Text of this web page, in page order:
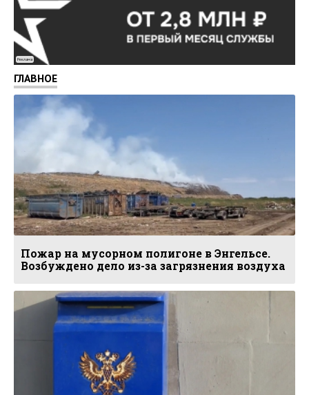
Реклама
ГЛАВНОЕ
Пожар на мусорном полигоне в Энгельсе.
Возбуждено дело из-за загрязнения воздуха